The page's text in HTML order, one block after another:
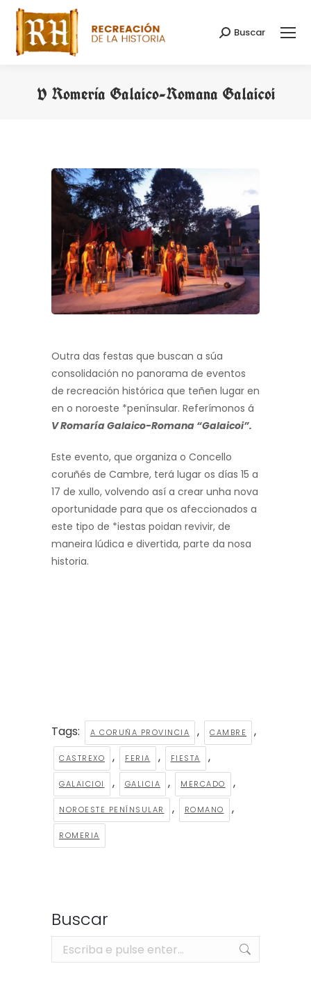
Search:
Buscar
V Romería Galaico-Romana Galaicoi
Outra das festas que buscan a súa
consolidación no panorama de eventos
de recreación histórica que teñen lugar en
en o noroeste *penínsular. Referímonos á
V Romaría Galaico-Romana “Galaicoi”.
Este evento, que organiza o Concello
coruñés de Cambre, terá lugar os días 15 a
17 de xullo, volvendo así a crear unha nova
oportunidade para que os afeccionados a
este tipo de *iestas poidan revivir, de
maneira lúdica e divertida, parte da nosa
historia.
Tags: A CORUÑA PROVINCIA , CAMBRE ,
CASTREXO , FERIA , FIESTA ,
GALAICIOI , GALICIA , MERCADO ,
NOROESTE PENÍNSULAR , ROMANO ,
ROMERIA
Buscar
Search: